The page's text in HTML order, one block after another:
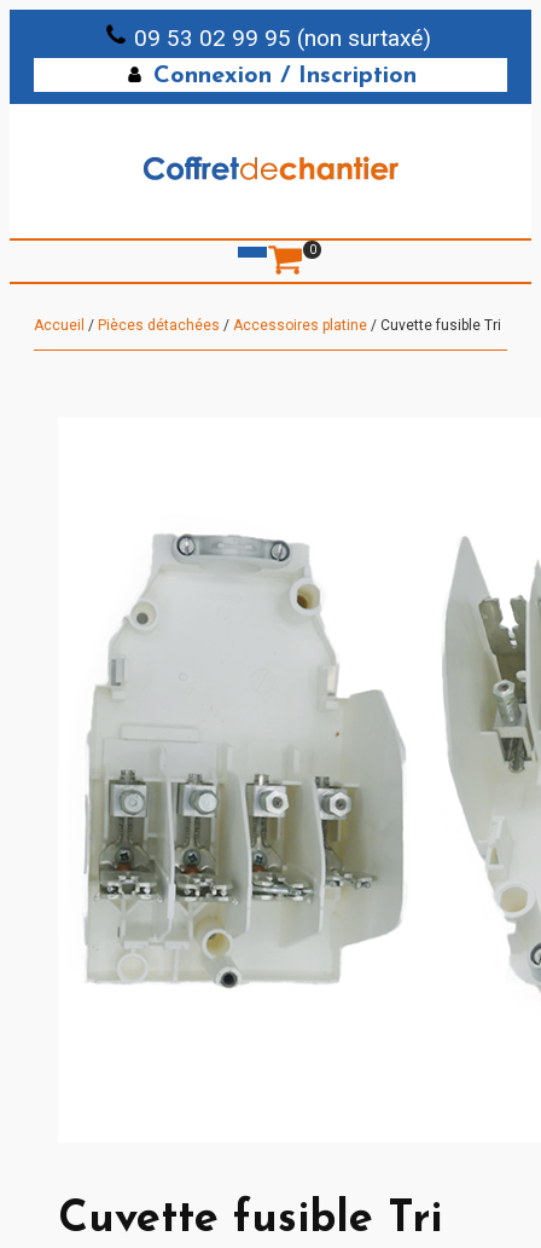
09 53 02 99 95 (non surtaxé)
Connexion / Inscription
0
Accueil / Pièces détachées / Accessoires platine / Cuvette fusible Tri
Cuvette fusible Tri